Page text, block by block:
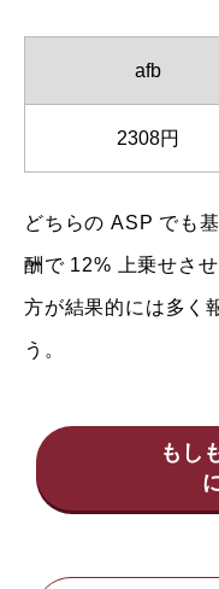
afb
2308円
どちらの ASP でも
酬で 12% 上乗せさ
方が結果的には多く
う。
もし